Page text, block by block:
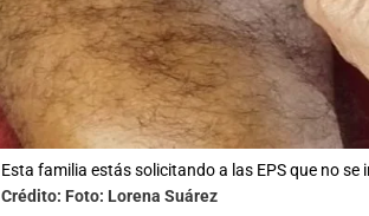
Esta familia estás solicitando a las EPS que no
Crédito: Foto: Lorena Suárez